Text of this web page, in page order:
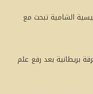
الشامية تبحث مع
بريطانية بعد رفع علم